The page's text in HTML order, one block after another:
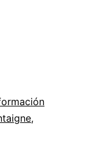
,